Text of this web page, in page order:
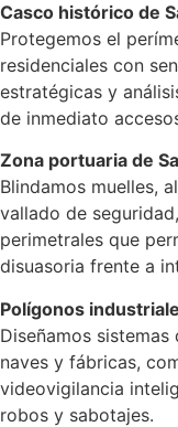
Casco histórico de
Protegemos el
residenciales con
estratégicas y
de inmediato
Zona portuaria de
Blindamos muelles,
vallado de
perimetrales que
disuasoria frente a
Polígonos
Diseñamos
naves y fábricas,
videovigilancia
robos y sabotajes.